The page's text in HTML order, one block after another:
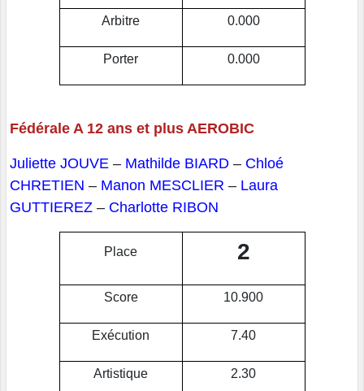
Arbitre 0.000
Porter 0.000
Fédérale A 12 ans et plus AEROBIC
Juliette JOUVE – Mathilde BIARD – Chloé
CHRETIEN – Manon MESCLIER – Laura
GUTTIEREZ – Charlotte RIBON
Place 2
Score 10.900
Exécution 7.40
Artistique 2.30